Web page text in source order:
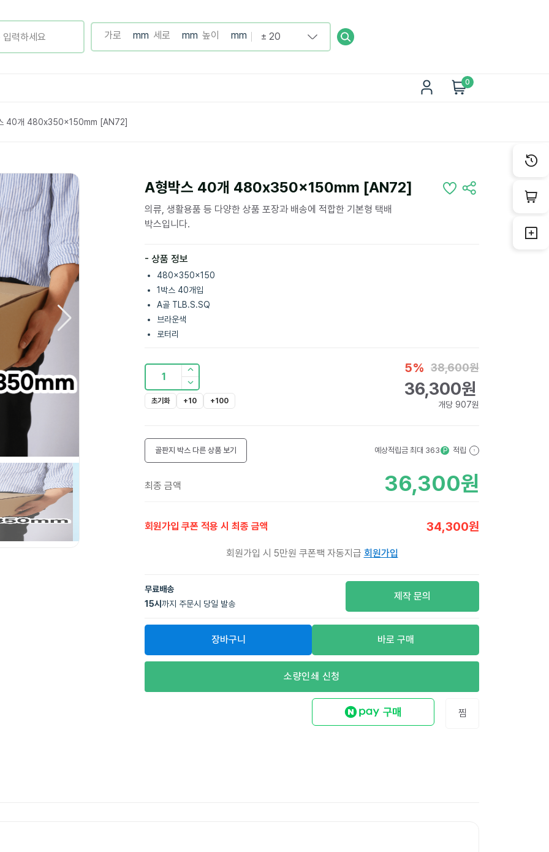
0
40개 480x350x150mm [AN72]
A형박스 40개 480x350x150mm [AN72]
의류, 생활용품 등 다양한 상품 포장과 배송에 적합한 기본형 택배
박스입니다.
- 상품 정보
480x350x150
1박스 40개입
A골 TLB.S.SQ
브라운색
로터리
1
초기화 +10 +100
5% 38,600원
36,300원
개당 907원
골판지 박스 다른 상품 보기 예상적립금 최대 363 P 적립 ?
최종 금액 36,300원
회원가입 쿠폰 적용 시 최종 금액 34,300원
회원가입 시 5만원 쿠폰팩 자동지급 회원가입
무료배송
15시 까지 주문시 당일 발송
제작 문의
장바구니 바로 구매
소량인쇄 신청
찜